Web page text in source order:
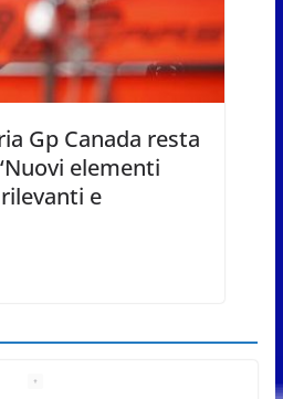
Gp Canada resta
elementi
e